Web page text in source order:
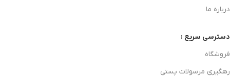
درباره ما
دسترسی سریع :
فروشگاه
رهگیری مرسولات پستی